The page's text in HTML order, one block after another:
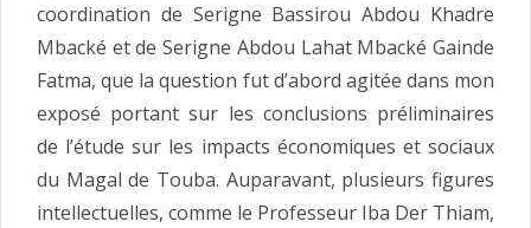
coordination de Serigne Bassirou Abdou Khadre
Mbacké et de Serigne Abdou Lahat Mbacké Gainde
Fatma, que la question fut d’abord agitée dans mon
exposé portant sur les conclusions préliminaires
de l’étude sur les impacts économiques et sociaux
du Magal de Touba. Auparavant, plusieurs figures
intellectuelles, comme le Professeur Iba Der Thiam,